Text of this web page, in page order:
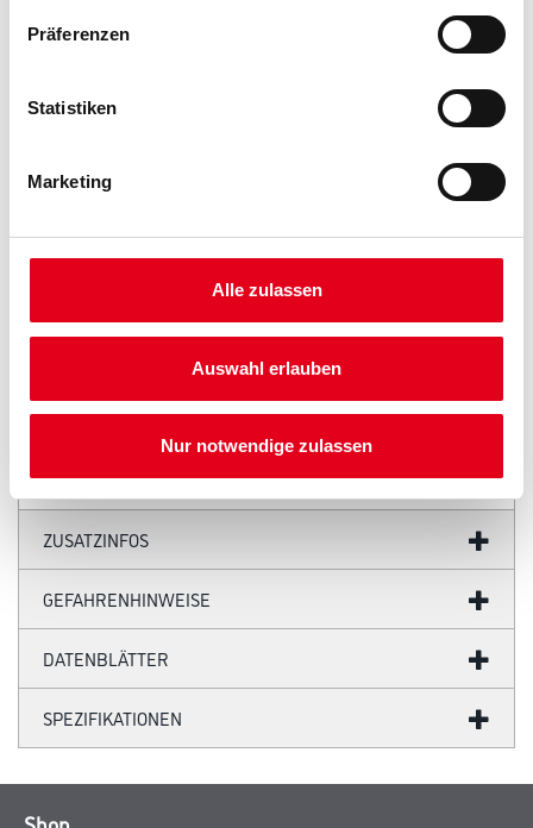
Präferenzen
Statistiken
Marketing
Alle zulassen
Auswahl erlauben
Nur notwendige zulassen
3009-000374
sehen
- Wasserfest
- Einfach zu installieren
- Flexibel
ZUSATZINFOS
GEFAHRENHINWEISE
DATENBLÄTTER
SPEZIFIKATIONEN